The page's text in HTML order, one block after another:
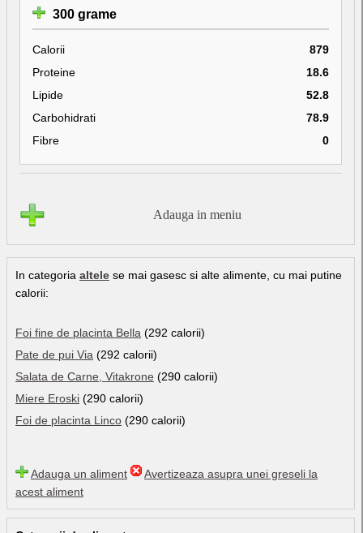
300 grame
Calorii
879
Proteine
18.6
Lipide
52.8
Carbohidrati
78.9
Fibre
0
Adauga in meniu
In categoria altele se mai gasesc si alte alimente, cu mai putine
calorii:
Foi fine de placinta Bella (292 calorii)
Pate de pui Via (292 calorii)
Salata de Carne, Vitakrone (290 calorii)
Miere Eroski (290 calorii)
Foi de placinta Linco (290 calorii)
Adauga un aliment
Avertizeaza asupra unei greseli la
acest aliment